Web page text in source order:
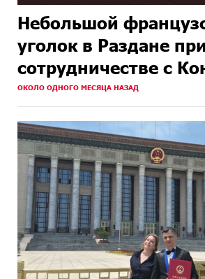
Небольшой
уголок в Раздане при
сотрудничестве с
ОКОЛО ОДНОГО МЕСЯЦА НАЗАД